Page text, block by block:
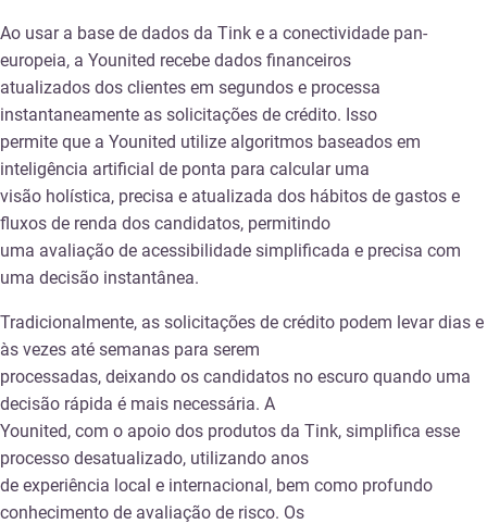
Ao usar a base de dados da Tink e a conectividade pan-
europeia, a Younited recebe dados financeiros
atualizados dos clientes em segundos e processa
instantaneamente as solicitações de crédito. Isso
permite que a Younited utilize algoritmos baseados em
inteligência artificial de ponta para calcular uma
visão holística, precisa e atualizada dos hábitos de gastos e
fluxos de renda dos candidatos, permitindo
uma avaliação de acessibilidade simplificada e precisa com
uma decisão instantânea.
Tradicionalmente, as solicitações de crédito podem levar dias e
às vezes até semanas para serem
processadas, deixando os candidatos no escuro quando uma
decisão rápida é mais necessária. A
Younited, com o apoio dos produtos da Tink, simplifica esse
processo desatualizado, utilizando anos
de experiência local e internacional, bem como profundo
conhecimento de avaliação de risco. Os